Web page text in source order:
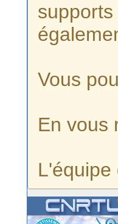
Vous
En vous
L'équipe